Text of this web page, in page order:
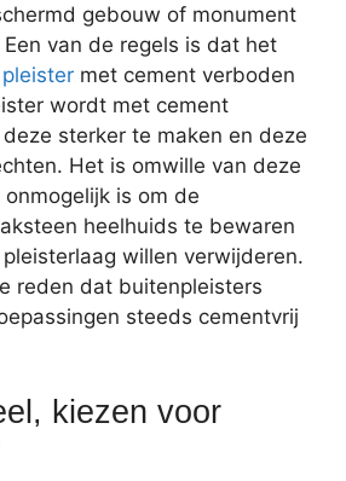
gebouw of monument
van de regels is dat het
pleister met cement verboden
wordt met cement
sterker te maken en deze
Het is omwille van deze
is om de
heelhuids te bewaren
willen verwijderen.
reden dat buitenpleisters
steeds cementvrij
kiezen voor